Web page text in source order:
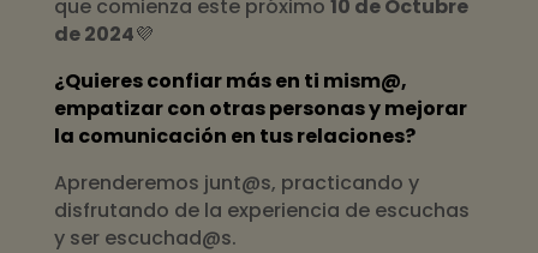
que comienza este próximo 10 de Octubre
de 2024💜
¿Quieres confiar más en ti mism@,
empatizar con otras personas y mejorar
la comunicación en tus relaciones?
Aprenderemos junt@s, practicando y
disfrutando de la experiencia de escuchas
y ser escuchad@s.